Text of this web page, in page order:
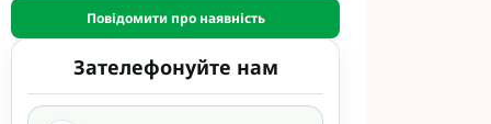
під
Повідомити про наявність
Зателефонуйте нам